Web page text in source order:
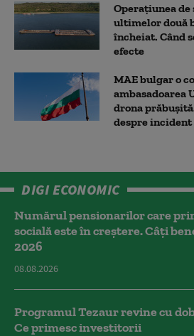
Operațiunea de
ultimelor două
încheiat. Când
efecte
MAE bulgar o
ambasadoarea
drona
despre incident
DIGI ECONOMIC
Numărul pensionarilor care
socială este în creștere. Câți
2026
08.08.2026
Programul Tezaur revine cu
Ce primesc investitorii